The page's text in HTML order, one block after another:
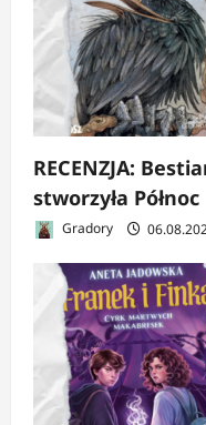
RECENZJA:
stworzyła Północ
Gradory